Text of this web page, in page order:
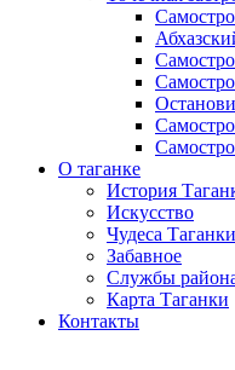
О таганке
История
Искусство
Чудеса Таганки
Забавное
Службы
Карта Таганки
Контакты